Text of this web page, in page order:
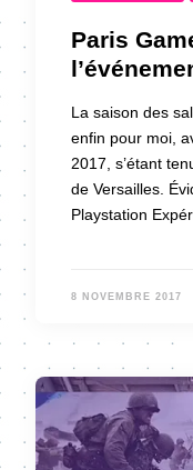
Paris
La saison des
enfin pour moi,
2017, s’étant
de Versailles.
Playstation
8 NOVEMBRE 2017